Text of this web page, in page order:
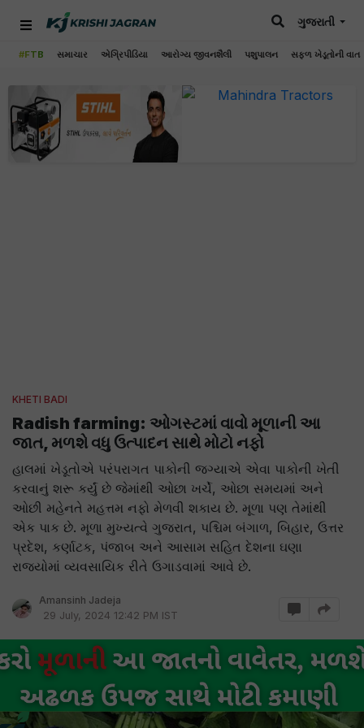
#FTB સમાચાર એગ્રિપીડિયા આરોગ્ય જીવનશૈલી પશુપાલન સફળ ખેડૂતોની વાત
ગુજરાતી
KHETI BADI
Radish farming: ઓગસ્ટમાં વાવો મૂળાની આ
જાત, મળશે વધુ ઉત્પાદન સાથે મોટો નફો
હાલમાં ખેડૂતોએ પરંપરાગત પાકોની જગ્યાએ એવા પાકોની ખેતી
કરવાનું શરૂ કર્યું છે જેમાંથી ઓછા ખર્ચે, ઓછા સમયમાં અને
ઓછી મહેનતે મહત્તમ નફો મેળવી શકાય છે. મૂળા પણ તેમાંથી
એક પાક છે. મૂળા મુખ્યત્વે ગુજરાત, પશ્ચિમ બંગાળ, બિહાર, ઉત્તર
પ્રદેશ, કર્ણાટક, પંજાબ અને આસામ સહિત દેશના ઘણા
રાજ્યોમાં વ્યવસાયિક રીતે ઉગાડવામાં આવે છે.
Amansinh Jadeja
29 July, 2024 12:42 PM IST